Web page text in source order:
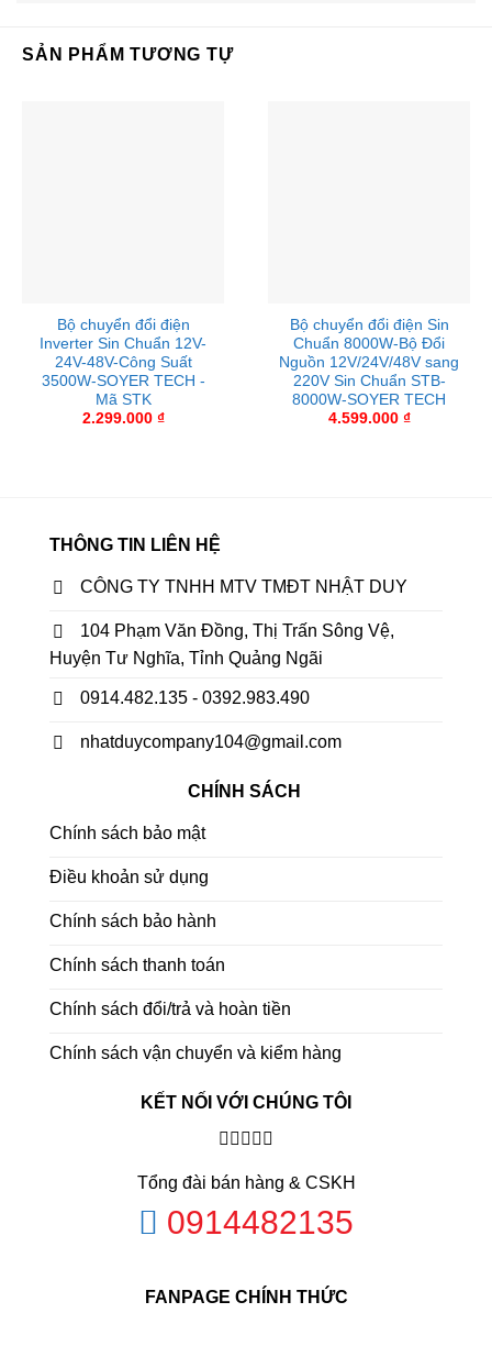
SẢN PHẨM TƯƠNG TỰ
Bộ chuyển đổi điện
Inverter Sin Chuẩn 12V-
24V-48V-Công Suất
3500W-SOYER TECH -
Mã STK
2.299.000 ₫
Bộ chuyển đổi điện Sin
Chuẩn 8000W-Bộ Đổi
Nguồn 12V/24V/48V sang
220V Sin Chuẩn STB-
8000W-SOYER TECH
4.599.000 ₫
THÔNG TIN LIÊN HỆ
CÔNG TY TNHH MTV TMĐT NHẬT DUY
104 Phạm Văn Đồng, Thị Trấn Sông Vệ,
Huyện Tư Nghĩa, Tỉnh Quảng Ngãi
0914.482.135 - 0392.983.490
nhatduycompany104@gmail.com
CHÍNH SÁCH
Chính sách bảo mật
Điều khoản sử dụng
Chính sách bảo hành
Chính sách thanh toán
Chính sách đổi/trả và hoàn tiền
Chính sách vận chuyển và kiểm hàng
KẾT NỐI VỚI CHÚNG TÔI
Tổng đài bán hàng & CSKH
0914482135
FANPAGE CHÍNH THỨC